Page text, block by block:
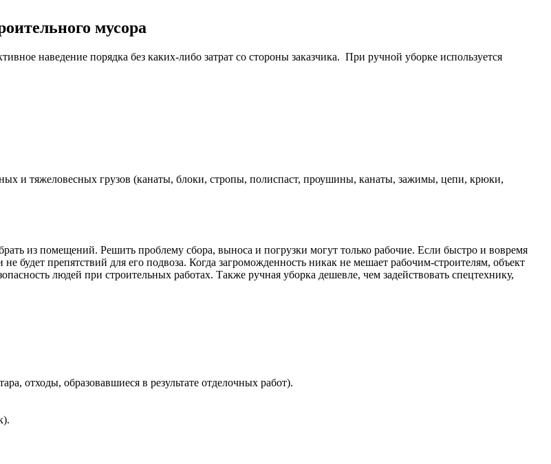
мусора
наведение порядка без каких-либо затрат со стороны заказчика. При ручной уборке используется
и тяжеловесных грузов (канаты, блоки, стропы, полиспаст, проушины, канаты, зажимы, цепи, крюки,
из помещений. Решить проблему сбора, выноса и погрузки могут только рабочие. Если быстро и вовремя
будет препятствий для его подвоза. Когда загроможденность никак не мешает рабочим-строителям, объект
людей при строительных работах. Также ручная уборка дешевле, чем задействовать спецтехнику,
отходы, образовавшиеся в результате отделочных работ).